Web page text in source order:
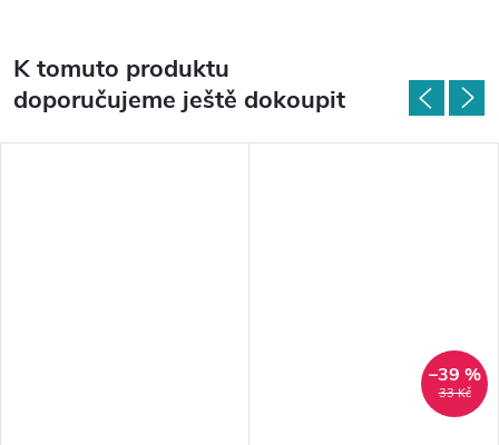
K tomuto produktu
doporučujeme ještě dokoupit
33 Kč
–39 %